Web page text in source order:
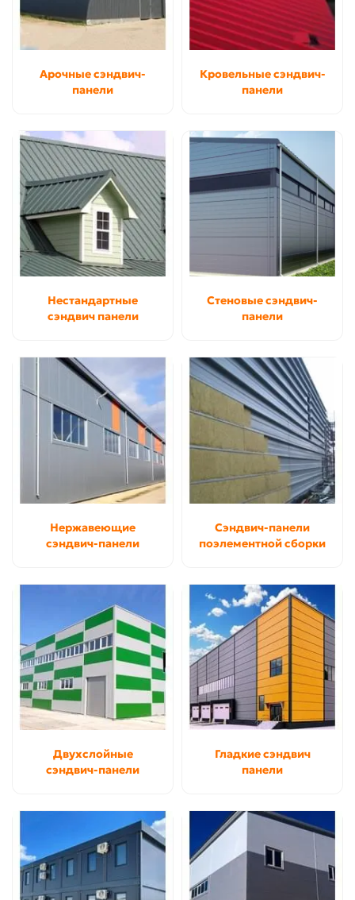
Арочные сэндвич-
панели
Кровельные сэндвич-
панели
Нестандартные
сэндвич панели
Стеновые сэндвич-
панели
Нержавеющие
сэндвич-панели
Сэндвич-панели
поэлементной сборки
Двухслойные
сэндвич-панели
Гладкие сэндвич
панели